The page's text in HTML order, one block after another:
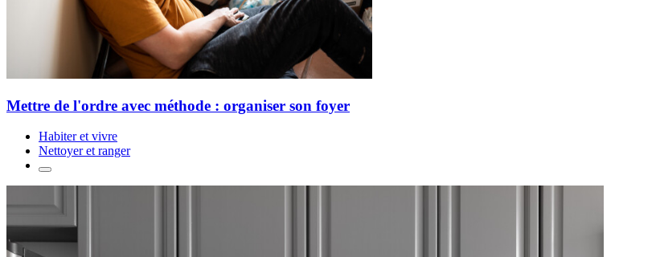
Mettre de l'ordre avec méthode : organiser son foyer
Habiter et vivre
Nettoyer et ranger